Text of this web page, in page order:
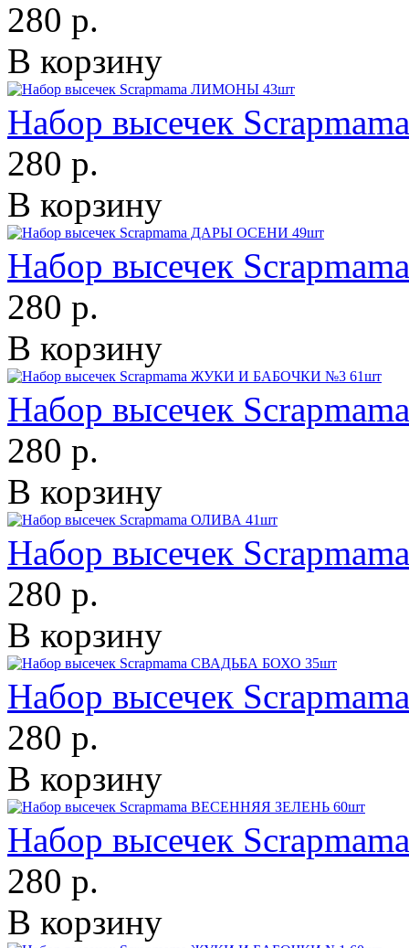
280 р.
В корзину
Набор высечек
280 р.
В корзину
Набор высечек
280 р.
В корзину
Набор высечек
280 р.
В корзину
Набор высечек
280 р.
В корзину
Набор высечек
280 р.
В корзину
Набор высечек
280 р.
В корзину